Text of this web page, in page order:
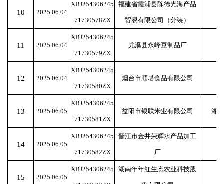
10 2025.06.04
XBJ254306245
71730578ZX
福建省霞浦县陈德光海产品
贸易有限公司（分装）
11 2025.06.04
XBJ254306245
71730579ZX
尤溪县永峰豆制品厂
12 2025.06.04
XBJ254306245
71730580ZX
烟台市顺塔食品有限公司
13 2025.06.05
XBJ254306245
71730581ZX
益阳市银联米业有限公司 湘
14 2025.06.05
XBJ254306245
71730582ZX
晋江市金井荣辉水产品加工
厂
15 2025.06.05
XBJ254306245 湖南年年红生态农业科技股